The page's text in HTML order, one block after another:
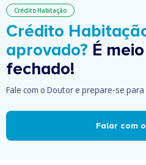
Crédito Habitação
Crédito
aprovado? É
fechado!
Fale com o Doutor e prepare-se
Falar com